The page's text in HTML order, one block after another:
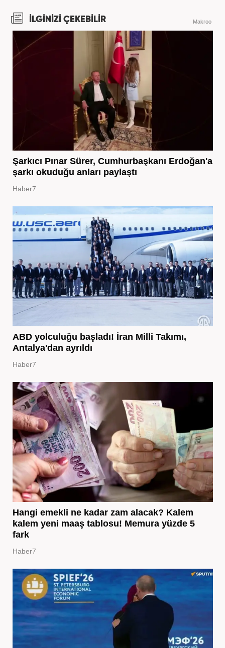
İLGİNİZİ ÇEKEBİLİR Makroo
Şarkıcı Pınar Sürer, Cumhurbaşkanı Erdoğan'a
şarkı okuduğu anları paylaştı
Haber7
ABD yolculuğu başladı! İran Milli Takımı,
Antalya'dan ayrıldı
Haber7
Hangi emekli ne kadar zam alacak? Kalem
kalem yeni maaş tablosu! Memura yüzde 5
fark
Haber7